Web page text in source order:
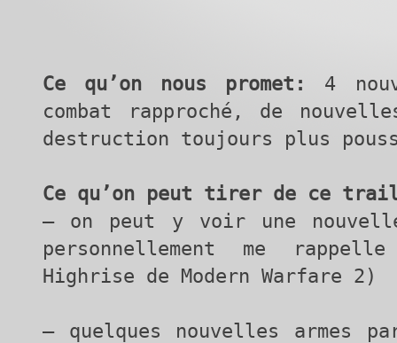
Ce qu’on nous promet:
4
combat rapproché, de
destruction toujours plus
Ce qu’on peut tirer de ce
– on peut y voir une
personnellement me
Highrise de Modern Warfare 2)
– quelques nouvelles armes